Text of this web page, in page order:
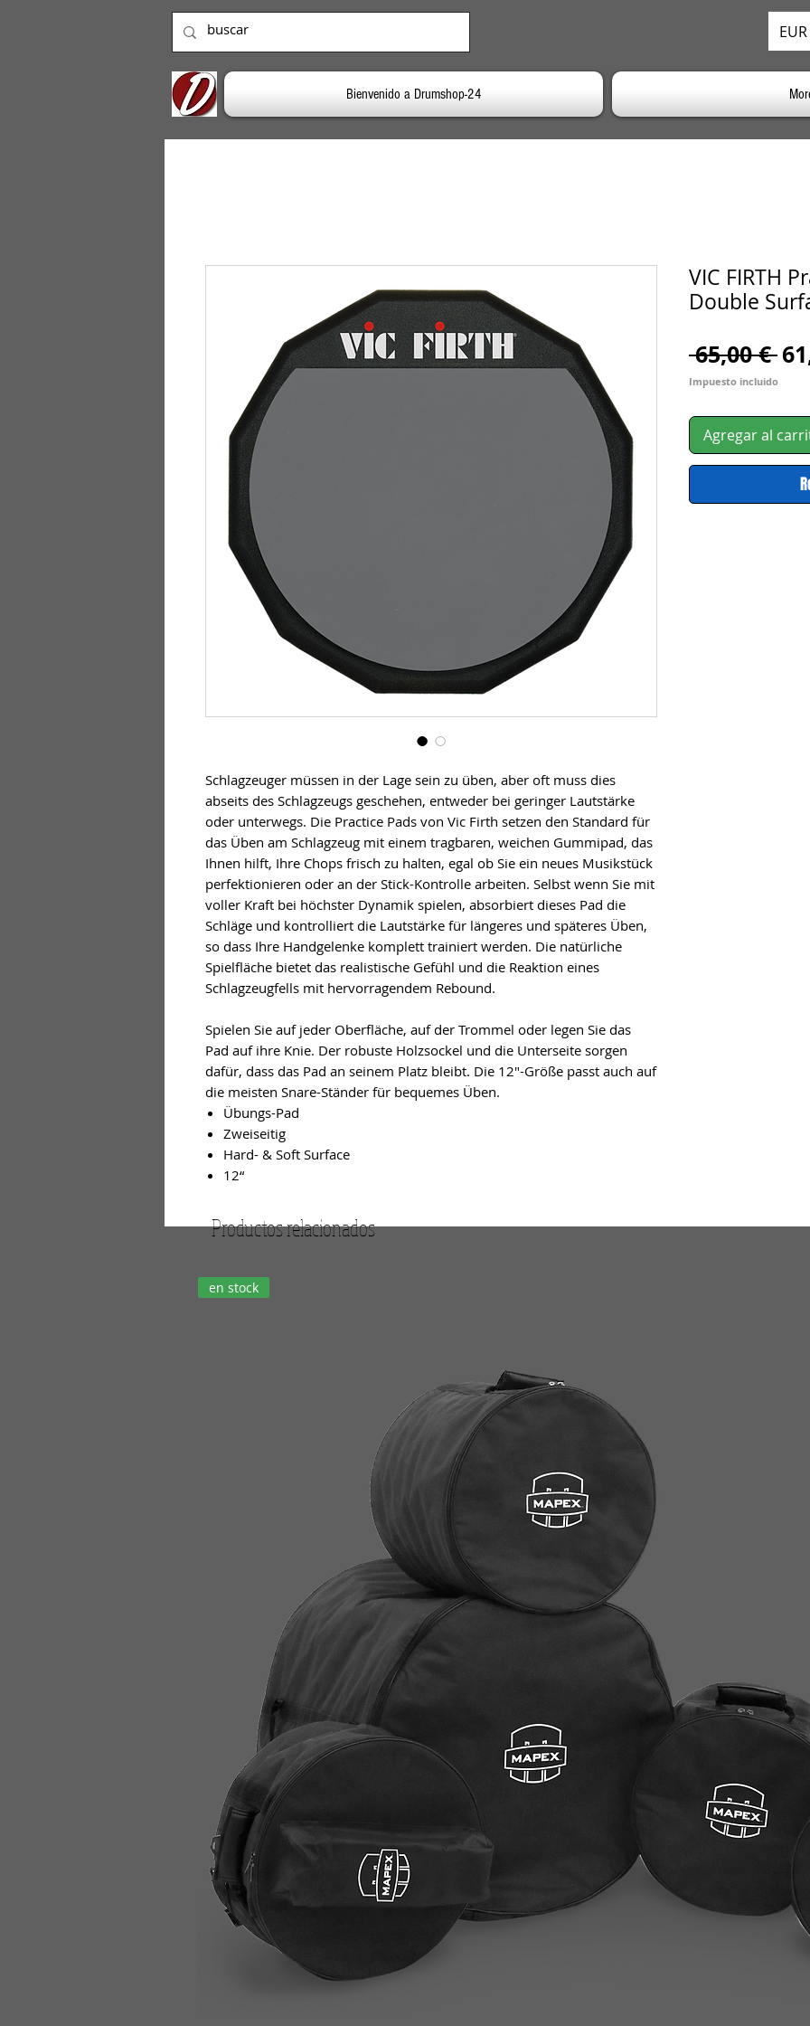
Bienvenido a Drumshop-24
Schlagzeuger müssen in der Lage sein zu üben, aber oft muss dies
abseits des Schlagzeugs geschehen, entweder bei geringer Lautstärke
oder unterwegs. Die Practice Pads von Vic Firth setzen den Standard für
das Üben am Schlagzeug mit einem tragbaren, weichen Gummipad, das
Ihnen hilft, Ihre Chops frisch zu halten, egal ob Sie ein neues Musikstück
perfektionieren oder an der Stick-Kontrolle arbeiten. Selbst wenn Sie mit
voller Kraft bei höchster Dynamik spielen, absorbiert dieses Pad die
Schläge und kontrolliert die Lautstärke für längeres und späteres Üben,
so dass Ihre Handgelenke komplett trainiert werden. Die natürliche
Spielfläche bietet das realistische Gefühl und die Reaktion eines
Schlagzeugfells mit hervorragendem Rebound.
Spielen Sie auf jeder Oberfläche, auf der Trommel oder legen Sie das
Pad auf ihre Knie. Der robuste Holzsockel und die Unterseite sorgen
dafür, dass das Pad an seinem Platz bleibt. Die 12"-Größe passt auch auf
die meisten Snare-Ständer für bequemes Üben.
Übungs-Pad
Zweiseitig
Hard- & Soft Surface
12“
VIC FIRTH
Double
65,00 €
Impuesto incluido
Agregar al
Productos relacionados
en stock